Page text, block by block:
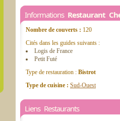
Informations Restaurant
Nombre de couverts : 120
Cités dans les guides suivants :
Logis de France
Petit Futé
Type de restauration : Bistrot
Type de cuisine : Sud-Ouest
Liens Restaurants